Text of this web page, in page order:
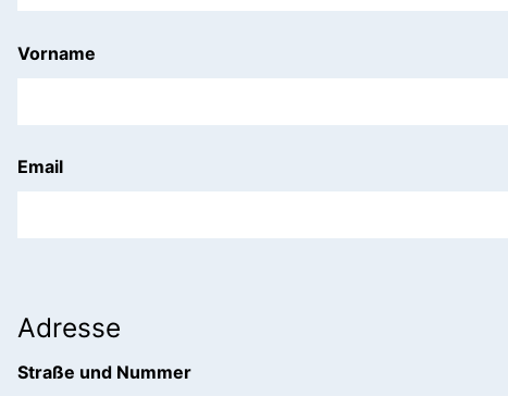
Vorname
Email
Adresse
Straße und Nummer